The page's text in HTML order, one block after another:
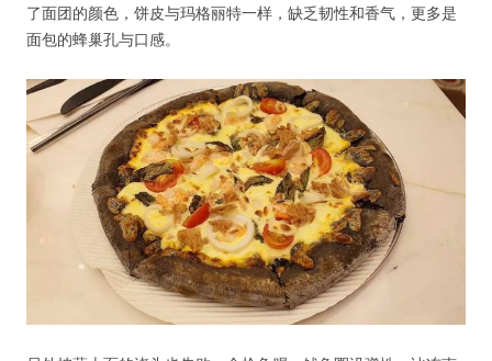
了面团的颜色，饼皮与玛格丽特一样，缺乏韧性和香气，更多是
面包的蜂巢孔与口感。